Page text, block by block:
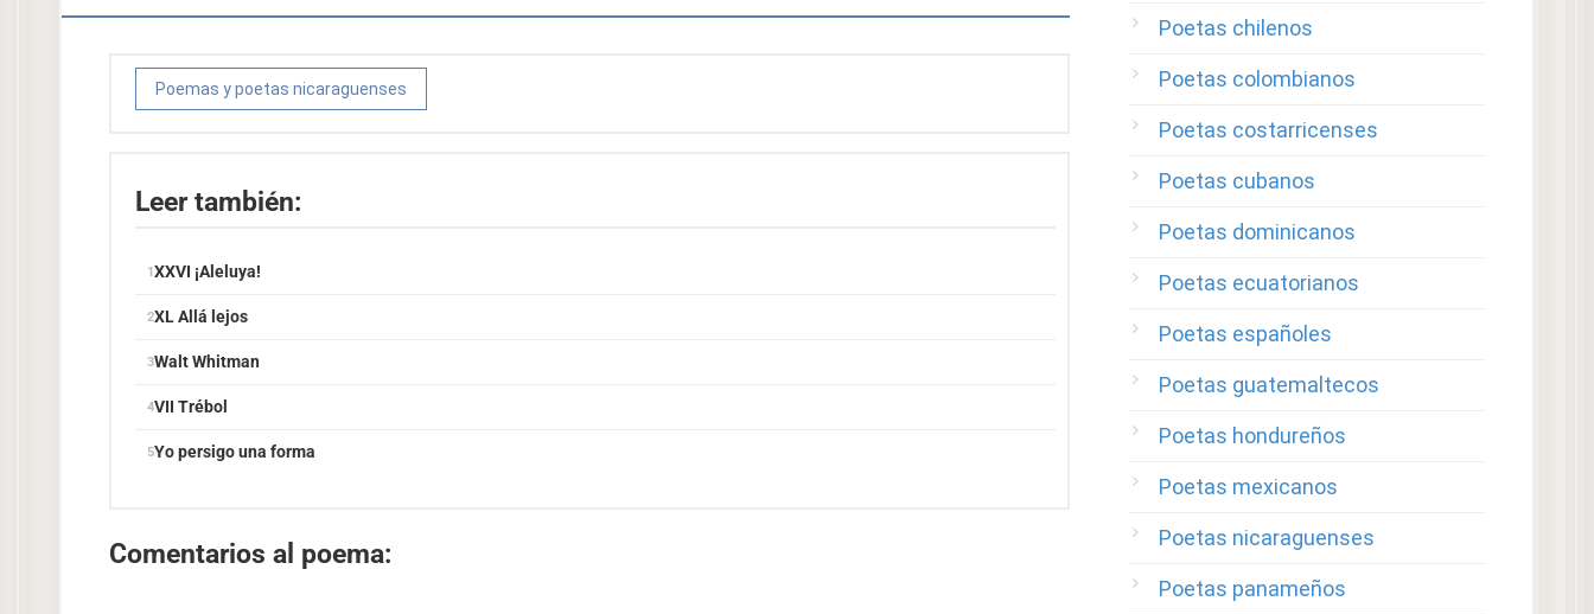
Poemas y poetas nicaraguenses
Leer también:
XXVI ¡Aleluya!
XL Allá lejos
Walt Whitman
VII Trébol
Yo persigo una forma
Comentarios al poema:
Poetas chilenos
Poetas colombianos
Poetas costarricenses
Poetas cubanos
Poetas dominicanos
Poetas ecuatorianos
Poetas españoles
Poetas guatemaltecos
Poetas hondureños
Poetas mexicanos
Poetas nicaraguenses
Poetas panameños